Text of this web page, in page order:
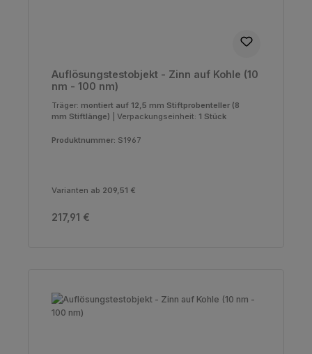
Auflösungstestobjekt - Zinn auf Kohle (10
nm - 100 nm)
Träger: montiert auf 12,5 mm Stiftprobenteller (8
mm Stiftlänge)
Verpackungseinheit: 1 Stück
Produktnummer: S1967
Varianten ab 209,51 €
Regulärer Preis:
217,91 €